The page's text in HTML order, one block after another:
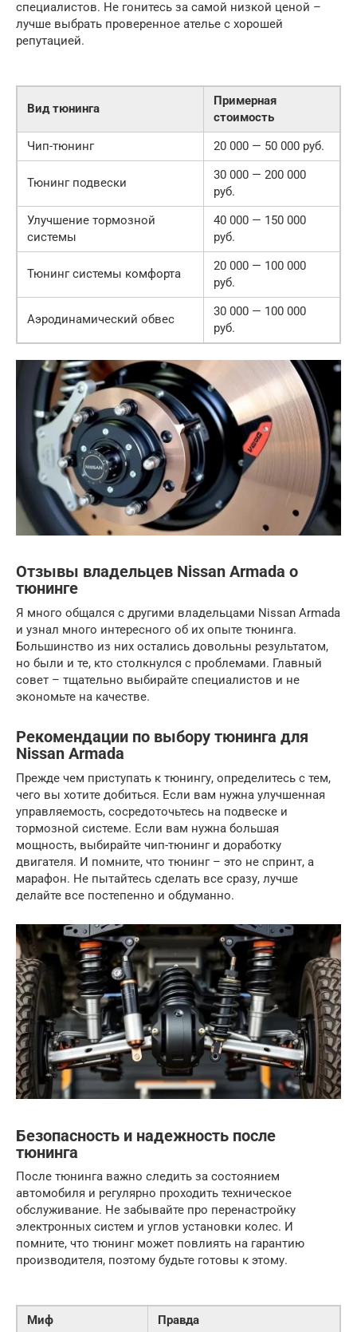
специалистов. Не гонитесь за самой низкой ценой –
лучше выбрать проверенное ателье с хорошей
репутацией.
Вид тюнинга
Примерная
стоимость
Чип-тюнинг
20 000 — 50 000 руб.
Тюнинг подвески
30 000 — 200 000
руб.
Улучшение тормозной
системы
40 000 — 150 000
руб.
Тюнинг системы комфорта
20 000 — 100 000
руб.
Аэродинамический обвес
30 000 — 100 000
руб.
Отзывы владельцев Nissan Armada о
тюнинге
Я много общался с другими владельцами Nissan Armada
и узнал много интересного об их опыте тюнинга.
Большинство из них остались довольны результатом,
но были и те, кто столкнулся с проблемами. Главный
совет – тщательно выбирайте специалистов и не
экономьте на качестве.
Рекомендации по выбору тюнинга для
Nissan Armada
Прежде чем приступать к тюнингу, определитесь с тем,
чего вы хотите добиться. Если вам нужна улучшенная
управляемость, сосредоточьтесь на подвеске и
тормозной системе. Если вам нужна большая
мощность, выбирайте чип-тюнинг и доработку
двигателя. И помните, что тюнинг – это не спринт, а
марафон. Не пытайтесь сделать все сразу, лучше
делайте все постепенно и обдуманно.
Безопасность и надежность после
тюнинга
После тюнинга важно следить за состоянием
автомобиля и регулярно проходить техническое
обслуживание. Не забывайте про перенастройку
электронных систем и углов установки колес. И
помните, что тюнинг может повлиять на гарантию
производителя, поэтому будьте готовы к этому.
Миф Правда